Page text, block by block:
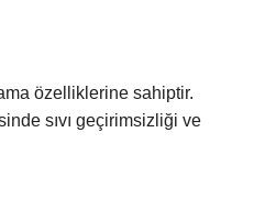
özelliklerine sahiptir.
sıvı geçirimsizliği ve